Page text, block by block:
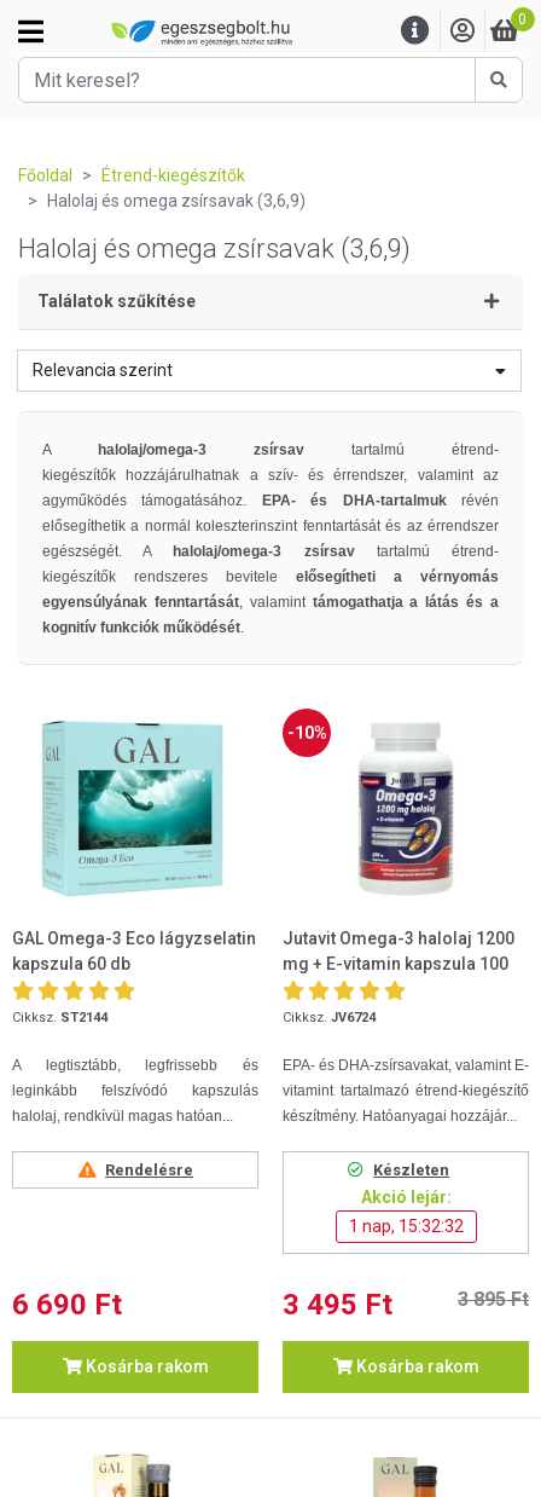
0
Főoldal
Étrend-kiegészítők
Halolaj és omega zsírsavak (3,6,9)
Halolaj és omega zsírsavak (3,6,9)
Találatok szűkítése
Relevancia szerint
A halolaj/omega-3 zsírsav tartalmú étrend-
kiegészítők hozzájárulhatnak a szív- és érrendszer, valamint az
agyműködés támogatásához.
EPA- és DHA-tartalmukrévén
elősegíthetik a normál koleszterinszint fenntartását és az érrendszer
egészségét. A
halolaj/omega-3 zsírsav tartalmú étrend-
kiegészítők rendszeres bevitele elősegítheti a vérnyomás
egyensúlyának fenntartását, valaminttámogathatja a látás és a
kognitív funkciók működését.
GAL Omega-3 Eco lágyzselatin
kapszula 60 db
Cikksz. ST2144
A legtisztább, legfrissebb és
leginkább felszívódó kapszulás
halolaj, rendkívül magas hatóan...
Rendelésre
6 690 Ft
Kosárba rakom
-10%
Jutavit Omega-3 halolaj 1200
mg + E-vitamin kapszula 100
db
Cikksz. JV6724
EPA- és DHA-zsírsavakat, valamint E-
vitamint tartalmazó étrend-kiegészítő
készítmény. Hatóanyagai hozzájár...
Készleten
Akció lejár:
1 nap, 15:32:32
3 495 Ft 3 895 Ft
Kosárba rakom